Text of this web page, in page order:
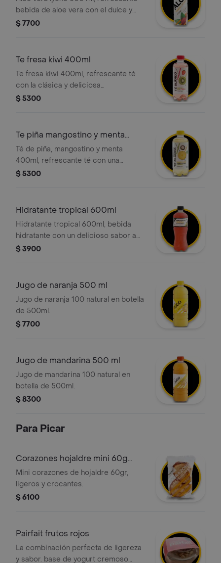
bebida de aloe vera con el dulce y
exótico sabor a lychee
$ 7700
Te fresa kiwi 400ml
Te fresa kiwi 400ml, refrescante té
con la clásica y deliciosa
combinación de sabores: la dulzura
$ 5300
Te piña mangostino y menta
400ml
Té de piña, mangostino y menta
400ml, refrescante té con una
exótica combinación de sabores:
$ 5300
Hidratante tropical 600ml
Hidratante tropical 600ml, bebida
hidratante con un delicioso sabor a
frutas tropicales
$ 3900
Jugo de naranja 500 ml
Jugo de naranja 100 natural en botella
de 500ml.
$ 7700
Jugo de mandarina 500 ml
Jugo de mandarina 100 natural en
botella de 500ml.
$ 8300
Para Picar
Corazones hojaldre mini 60g
tostao
Mini corazones de hojaldre 60gr,
ligeros y crocantes.
$ 6100
Pairfait frutos rojos
La combinación perfecta de ligereza
y sabor. base de yogurt cremoso